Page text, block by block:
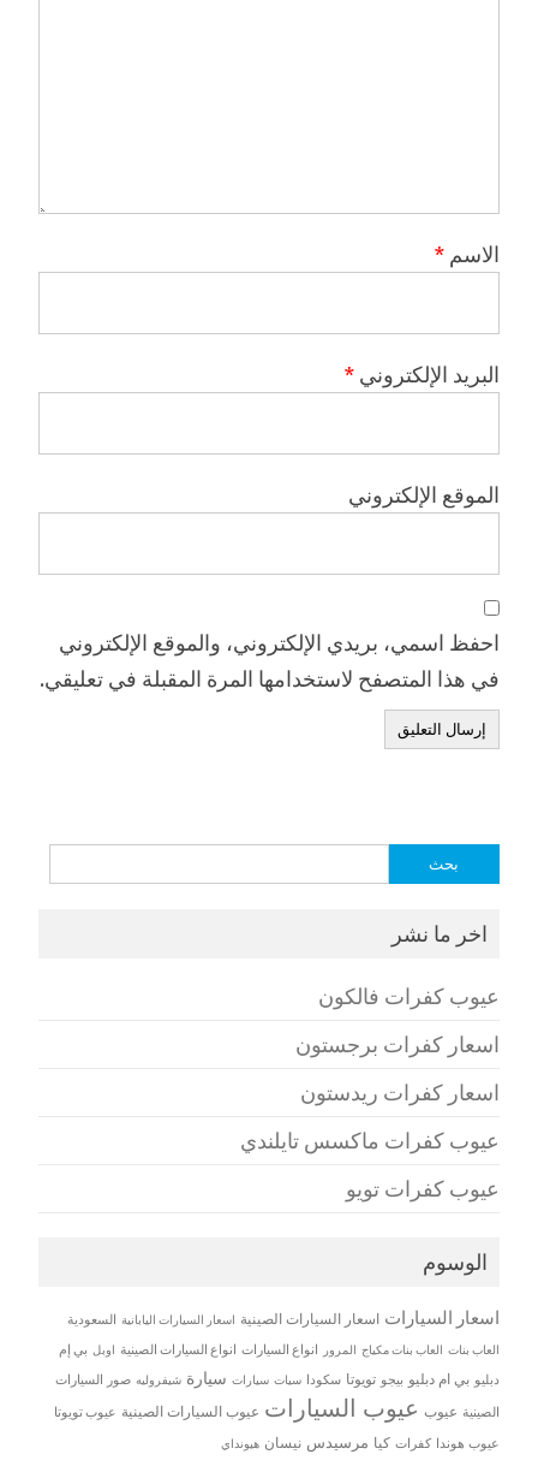
الاسم *
البريد الإلكتروني *
الموقع الإلكتروني
احفظ اسمي، بريدي الإلكتروني، والموقع الإلكتروني
في هذا المتصفح لاستخدامها المرة المقبلة في تعليقي.
البحث
اخر ما نشر
عيوب كفرات فالكون
اسعار كفرات برجستون
اسعار كفرات ريدستون
عيوب كفرات ماكسس تايلندي
عيوب كفرات تويو
الوسوم
اسعار السيارات اسعار السيارات الصينية اسعار السيارات اليابانية السعودية
العاب بنات العاب بنات مكياج المرور انواع السيارات انواع السيارات الصينية اوبل بي إم
دبليو بي ام دبليو بيجو تويوتا سكودا سيات سيارات سيارة شيفروليه صور السيارات
الصينية عيوب عيوب السيارات عيوب السيارات الصينية عيوب تويوتا
عيوب هوندا كفرات كيا مرسيدس نيسان هيونداي